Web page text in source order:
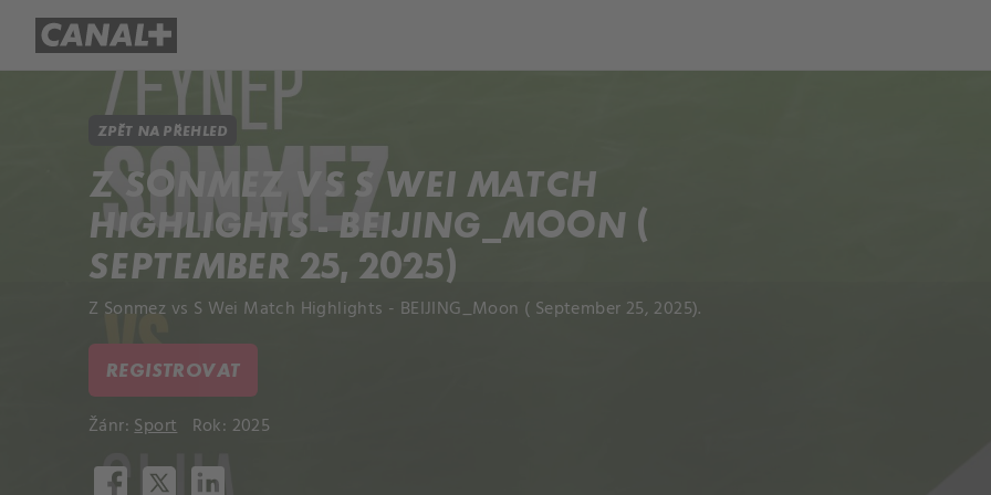
ZPĚT NA PŘEHLED
Z SONMEZ VS S WEI MATCH
HIGHLIGHTS - BEIJING_MOON (
SEPTEMBER 25, 2025)
Z Sonmez vs S Wei Match Highlights - BEIJING_Moon ( September 25, 2025).
REGISTROVAT
Žánr:Sport Rok: 2025